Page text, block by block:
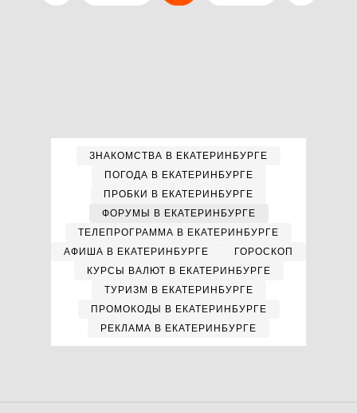
ЗНАКОМСТВА В ЕКАТЕРИНБУРГЕ
ПОГОДА В ЕКАТЕРИНБУРГЕ
ПРОБКИ В ЕКАТЕРИНБУРГЕ
ФОРУМЫ В ЕКАТЕРИНБУРГЕ
ТЕЛЕПРОГРАММА В ЕКАТЕРИНБУРГЕ
АФИША В ЕКАТЕРИНБУРГЕ
ГОРОСКОП
КУРСЫ ВАЛЮТ В ЕКАТЕРИНБУРГЕ
ТУРИЗМ В ЕКАТЕРИНБУРГЕ
ПРОМОКОДЫ В ЕКАТЕРИНБУРГЕ
РЕКЛАМА В ЕКАТЕРИНБУРГЕ